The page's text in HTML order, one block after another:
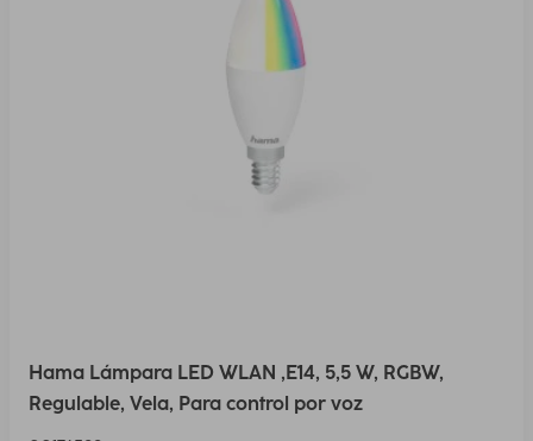
Hama Lámpara LED WLAN ,E14, 5,5 W, RGBW,
Regulable, Vela, Para control por voz